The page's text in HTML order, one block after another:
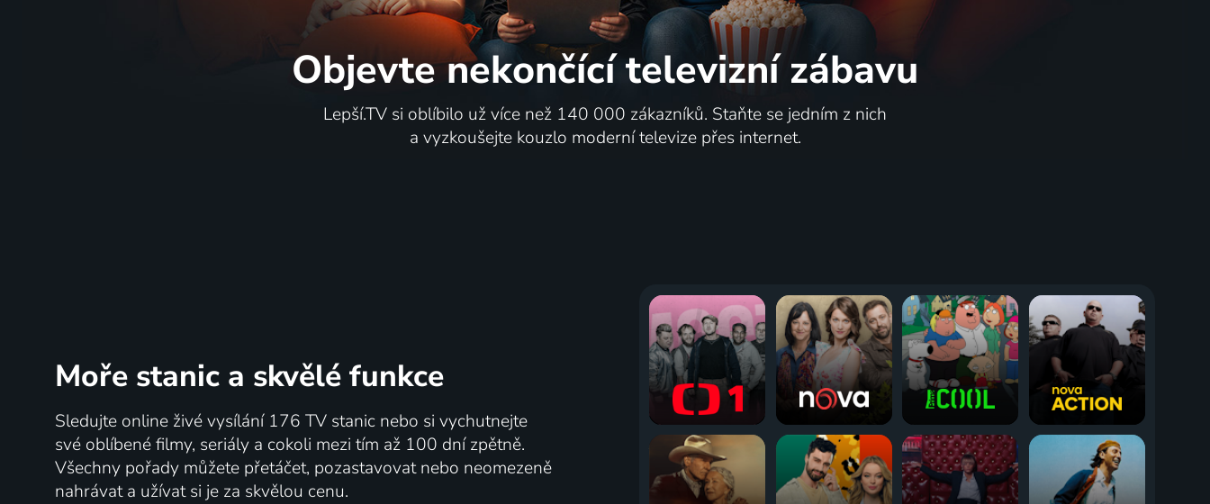
Objevte nekončící televizní zábavu
Lepší.TV si oblíbilo už více než 140 000 zákazníků. Staňte se jedním z nich
a vyzkoušejte kouzlo moderní televize přes internet.
Moře stanic a skvělé funkce
Sledujte online živé vysílání 176 TV stanic nebo si vychutnejte
své oblíbené filmy, seriály a cokoli mezi tím až 100 dní zpětně.
Všechny pořady můžete přetáčet, pozastavovat nebo neomezeně
nahrávat a užívat si je za skvělou cenu.